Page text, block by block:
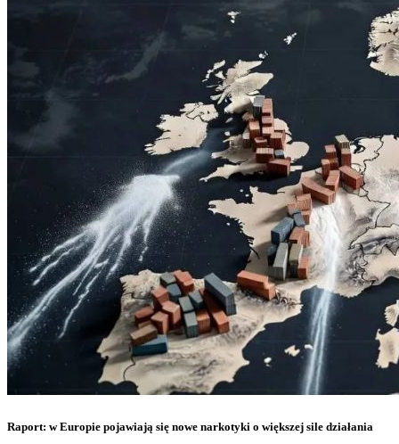
Raport: w Europie pojawiają się nowe narkotyki o większej sile działania